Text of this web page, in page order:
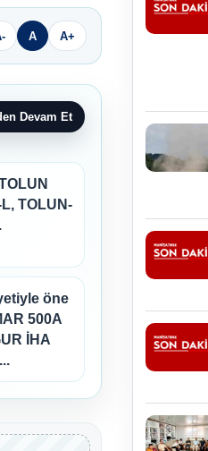
A A+
Devam Et
TOLUN-
öne
500A
İHA